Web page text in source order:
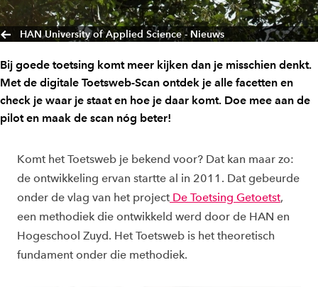
HAN University of Applied Science - Nieuws
Bij goede toetsing komt meer kijken dan je misschien denkt.
Met de digitale Toetsweb-Scan ontdek je alle facetten en
check je waar je staat en hoe je daar komt. Doe mee aan de
pilot en maak de scan nóg beter!
Komt het Toetsweb je bekend voor? Dat kan maar zo:
de ontwikkeling ervan startte al in 2011. Dat gebeurde
onder de vlag van het project De Toetsing Getoetst,
een methodiek die ontwikkeld werd door de HAN en
Hogeschool Zuyd. Het Toetsweb is het theoretisch
fundament onder die methodiek.